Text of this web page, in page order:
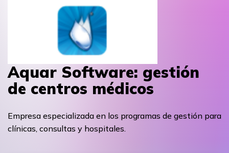
Aquar Software: gestión
de centros médicos
Empresa especializada en los programas de gestión para
clínicas, consultas y hospitales.